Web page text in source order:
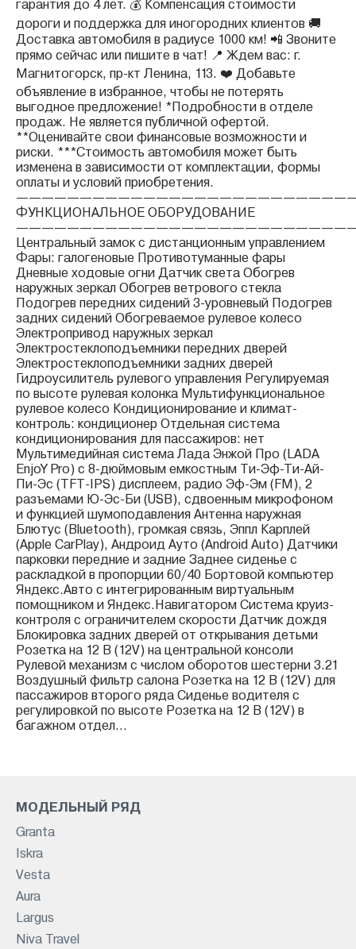
гарантия до 4 лет. 💰 Компенсация стоимости
дороги и поддержка для иногородних клиентов 🚚
Доставка автомобиля в радиусе 1000 км! 📲 Звоните
прямо сейчас или пишите в чат! 📍 Ждем вас: г.
Магнитогорск, пр-кт Ленина, 113. ❤️ Добавьте
объявление в избранное, чтобы не потерять
выгодное предложение! *Подробности в отделе
продаж. Не является публичной офертой.
**Оценивайте свои финансовые возможности и
риски. ***Стоимость автомобиля может быть
изменена в зависимости от комплектации, формы
оплаты и условий приобретения.
ФУНКЦИОНАЛЬНОЕ ОБОРУДОВАНИЕ
Центральный замок с дистанционным управлением
Фары: галогеновые Противотуманные фары
Дневные ходовые огни Датчик света Обогрев
наружных зеркал Обогрев ветрового стекла
Подогрев передних сидений 3-уровневый Подогрев
задних сидений Обогреваемое рулевое колесо
Электропривод наружных зеркал
Электростеклоподъемники передних дверей
Электростеклоподъемники задних дверей
Гидроусилитель рулевого управления Регулируемая
по высоте рулевая колонка Мультифункциональное
рулевое колесо Кондиционирование и климат-
контроль: кондиционер Отдельная система
кондиционирования для пассажиров: нет
Мультимедийная система Лада Энжой Про (LADA
EnjoY Pro) с 8-дюймовым емкостным Ти-Эф-Ти-Ай-
Пи-Эс (TFT-IPS) дисплеем, радио Эф-Эм (FM), 2
разъемами Ю-Эс-Би (USB), сдвоенным микрофоном
и функцией шумоподавления Антенна наружная
Блютус (Bluetooth), громкая связь, Эппл Карплей
(Apple CarPlay), Андроид Ауто (Android Auto) Датчики
парковки передние и задние Заднее сиденье с
раскладкой в пропорции 60/40 Бортовой компьютер
Яндекс.Авто с интегрированным виртуальным
помощником и Яндекс.Навигатором Система круиз-
контроля с ограничителем скорости Датчик дождя
Блокировка задних дверей от открывания детьми
Розетка на 12 В (12V) на центральной консоли
Рулевой механизм с числом оборотов шестерни 3.21
Воздушный фильтр салона Розетка на 12 В (12V) для
пассажиров второго ряда Сиденье водителя с
регулировкой по высоте Розетка на 12 В (12V) в
багажном отдел...
МОДЕЛЬНЫЙ РЯД
Granta
Iskra
Vesta
Aura
Largus
Niva Travel